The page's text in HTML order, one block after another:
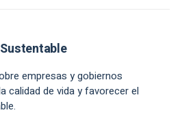
empresas y gobiernos
calidad de vida y favorecer el